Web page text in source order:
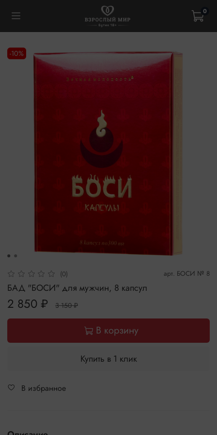
0
-10%
(0) арт. БОСИ № 8
БАД "БОСИ" для мужчин, 8 капсул
2 850 ₽ 3 150 ₽
В корзину
Купить в 1 клик
В избранное